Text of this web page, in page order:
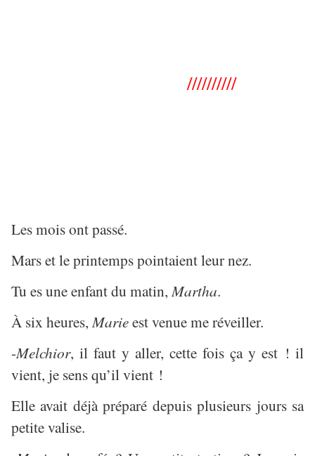
//////////
Les mois ont passé.
Mars et le printemps pointaient leur nez.
Tu es une enfant du matin,Martha.
À six heures,Marieest venue me réveiller.
-Melchior, il faut y aller, cette fois ça y est ! il
vient, je sens qu’il vient !
Elle avait déjà préparé depuis plusieurs jours sa
petite valise.